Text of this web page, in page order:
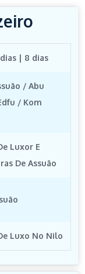
| 8 dias
/ Abu
/ Kom
Luxor E
De Assuão
Luxo No Nilo